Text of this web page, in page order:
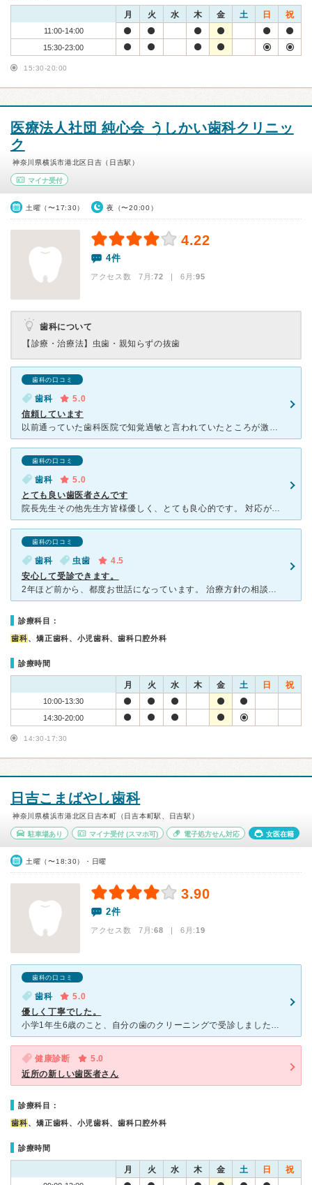
月 火 水 木 金 土 日 祝
11:00-14:00
15:30-23:00
15:30-20:00
医療法人社団 純心会 うしかい歯科クリニッ
ク
神奈川県横浜市港北区日吉（日吉駅）
マイナ受付
土曜（〜17:30） 夜（〜20:00）
4.22
4件
アクセス数 7月:72 | 6月:95
歯科について
【診療・治療法】 虫歯・親知らずの抜歯
歯科の口コミ
歯科
5.0
信頼しています
以前通っていた歯科医院で知覚過敏と言われていたところが激痛になり、引越しをきっかけにうしかい歯科さんに駆け込みました。 そこで初めて、歯の神経が死にかけていることがわかりました。 相談の結果、わた
歯科の口コミ
歯科
5.0
とても良い歯医者さんです
院長先生その他先生方皆様優しく、とても良心的です。 対応が誰一人嫌な感じがなく、丁寧だったのが印象的でした。 遠くへ引っ越してしまい通えなくなった今も、一番良い歯医者さんだったなぁと思い出
歯科の口コミ
歯科 虫歯
4.5
安心して受診できます。
2年ほど前から、都度お世話になっています。 治療方針の相談もこちらの話をよく聞いてくださり、納得して治療を始めてもらえるし、何よりも治療が丁寧で、衛生士さん達も丁寧です。 毎回の治療後の経過も良好
診療科目：
歯科、矯正歯科、小児歯科、歯科口腔外科
診療時間
月 火 水 木 金 土 日 祝
10:00-13:30
14:30-20:00
14:30-17:30
日吉こまばやし歯科
神奈川県横浜市港北区日吉本町（日吉本町駅、日吉駅）
駐車場あり マイナ受付(スマホ可) 電子処方せん対応 女医在籍
土曜（〜18:30）・日曜
3.90
2件
アクセス数 7月:68 | 6月:19
歯科の口コミ
歯科
5.0
優しく丁寧でした。
小学1年生6歳のこと、自分の歯のクリーニングで受診しました。 明るく綺麗な歯医者さんで子どもが怖がらずすんなり入りました。 まず初めに子どもを診てもらいました。虫歯はなかったので歯のお掃除とフッ素
健康診断
5.0
近所の新しい歯医者さん
診療科目：
歯科、矯正歯科、小児歯科、歯科口腔外科
診療時間
月 火 水 木 金 土 日 祝